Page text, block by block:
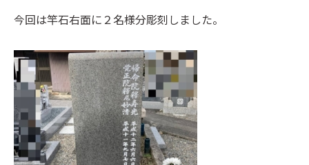
今回は竿石右面に２名様分彫刻しました。